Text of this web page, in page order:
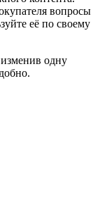
вопросы
её по своему
одну